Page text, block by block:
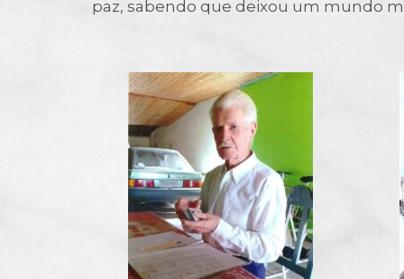
paz, sabendo que deixou um mundo